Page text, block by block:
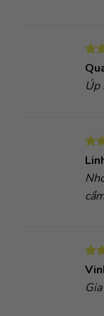
sao
Úp
sao
sao